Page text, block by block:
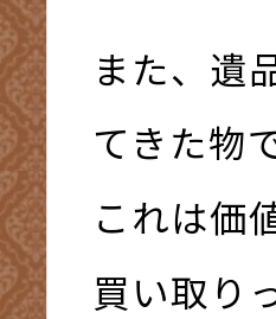
また、遺
てきた物で
これは価
買い取り